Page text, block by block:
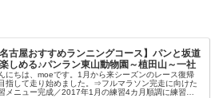
名古屋おすすめランニングコース】パンと坂道
しめる♪パンラン東山動物園～植田山～一社
にちは、moeです。1月から来シーズンのレース復帰
指して走り始めました。⇒フルマラソン完走に向けた
メニュー完成／2017年1月の練習4カ月順調に練習は